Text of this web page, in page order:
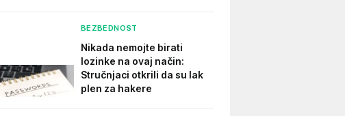
BEZBEDNOST
Nikada nemojte birati
lozinke na ovaj način:
Stručnjaci otkrili da su lak
plen za hakere